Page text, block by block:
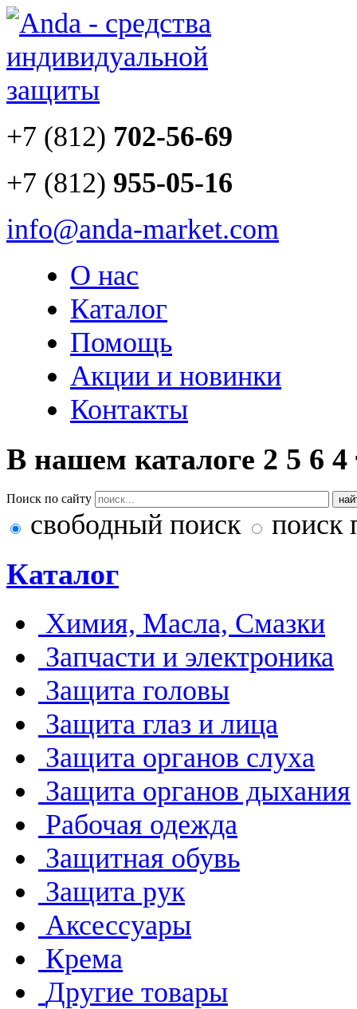
+7 (812) 702-56-69
+7 (812) 955-05-16
info@anda-market.com
О нас
Каталог
Помощь
Акции и новинки
Контакты
В нашем каталоге 2 5 6 4
Поиск по сайту
свободный поиск поиск
Каталог
Химия, Масла, Смазки
Запчасти и электроника
Защита головы
Защита глаз и лица
Защита органов слуха
Защита органов дыхания
Рабочая одежда
Защитная обувь
Защита рук
Аксессуары
Крема
Другие товары